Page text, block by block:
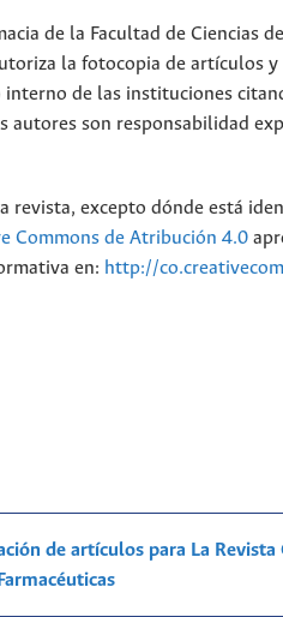
de la Facultad de Ciencias
la fotocopia de artículos
interno de las instituciones
autores son responsabilidad
revista, excepto dónde está
Commons de Atribución 4.0
en: http://
de artículos para La